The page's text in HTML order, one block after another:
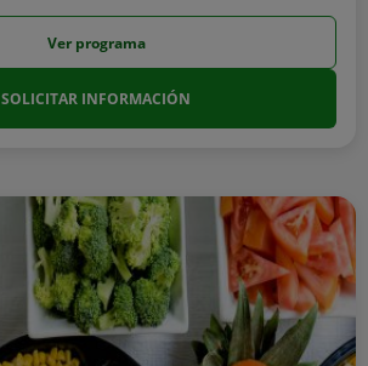
Ver programa
SOLICITAR INFORMACIÓN